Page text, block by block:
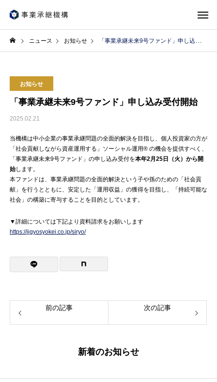
ニュース お知らせ 「事業承継未来9号ファンド」申し込み受付開始
お知らせ
「事業承継未来9号ファンド」申し込み受付開始
2025.02.21
当機構は中小企業の事業承継問題の全面的解決を目指し、個人投資家の方が
「社会貢献しながら資産運用する」ソーシャル運用® の機会を提供すべく、
「事業承継未来9号ファンド」の申し込み受付を本年2月25日（火）から開
始します。
本ファンドは、事業承継問題の全面的解決という子や孫のための「社会貢
献」を行うとともに、安定した「運用収益」の獲得を目指し、「持続可能な
社会」の構築に寄与することを目的としています。
▼詳細については下記より資料請求をお願いします
https://jigyosyokei.co.jp/siryo/
前の記事 次の記事
新着のお知らせ